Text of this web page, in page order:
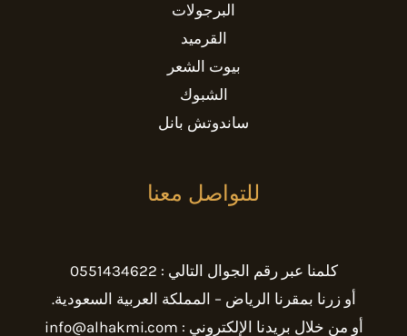
البرجولات
القرميد
بيوت الشعر
الشبوك
ساندوتش بانل
للتواصل معنا
كلمنا عبر رقم الجوال التالي : 0551434622
أو زرنا بمقرنا الرياض – المملكة العربية السعودية.
أو من خلال بريدنا الإلكتروني : info@alhakmi.com